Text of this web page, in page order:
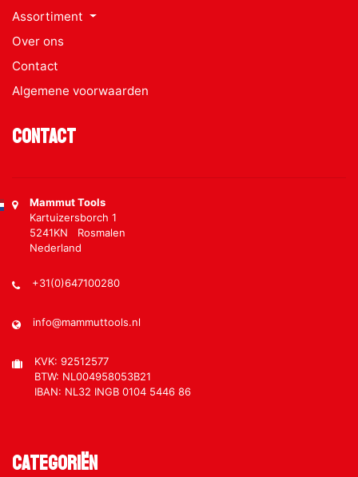
Assortiment
Over ons
Contact
Algemene voorwaarden
Contact
Mammut Tools
Kartuizersborch 1
5241KN Rosmalen
Nederland
+31(0)647100280
info@mammuttools.nl
KVK: 92512577
BTW: NL004958053B21
IBAN: NL32 INGB 0104 5446 86
Categoriën